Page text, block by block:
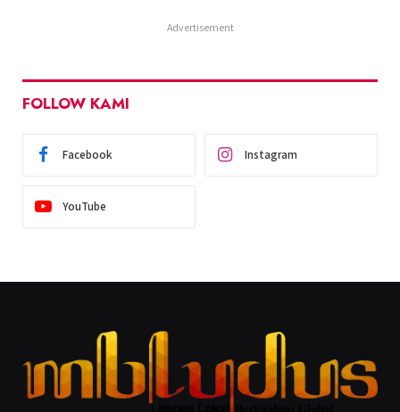
Advertisement
FOLLOW KAMI
Facebook Instagram
YouTube